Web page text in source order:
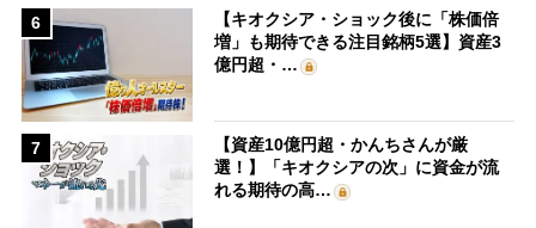
6
【キオクシア・ショック後に「株価倍
増」も期待できる注目銘柄5選】資産3
億円超・…
7
【資産10億円超・かんちさんが厳
選！】「キオクシアの次」に資金が流
れる期待の高…